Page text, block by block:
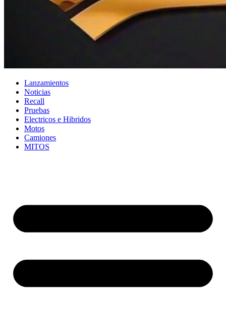
Lanzamientos
Noticias
Recall
Pruebas
Electricos e Hibridos
Motos
Camiones
MITOS